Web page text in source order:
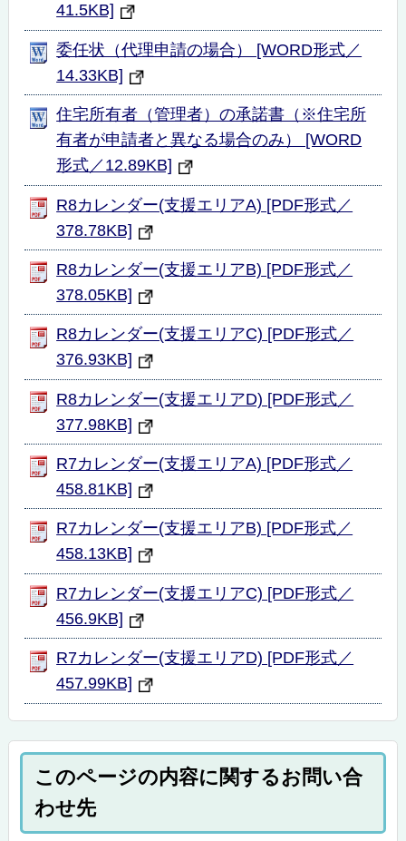
41.5KB]
委任状（代理申請の場合） [WORD形式／
14.33KB]
住宅所有者（管理者）の承諾書（※住宅所
有者が申請者と異なる場合のみ） [WORD
形式／12.89KB]
R8カレンダー(支援エリアA) [PDF形式／
378.78KB]
R8カレンダー(支援エリアB) [PDF形式／
378.05KB]
R8カレンダー(支援エリアC) [PDF形式／
376.93KB]
R8カレンダー(支援エリアD) [PDF形式／
377.98KB]
R7カレンダー(支援エリアA) [PDF形式／
458.81KB]
R7カレンダー(支援エリアB) [PDF形式／
458.13KB]
R7カレンダー(支援エリアC) [PDF形式／
456.9KB]
R7カレンダー(支援エリアD) [PDF形式／
457.99KB]
このページの内容に関するお問い合
わせ先